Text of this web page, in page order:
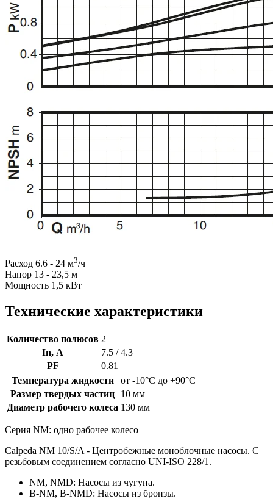
Расход 6.6 - 24 м3/ч
Напор 13 - 23,5 м
Мощность 1,5 кВт
Технические характеристики
Количество полюсов 2
In, А
7.5 / 4.3
PF
0.81
Температура жидкости
от -10°C до +90°C
Размер твердых частиц
10 мм
Диаметр рабочего колеса 130 мм
Серия NM: одно рабочее колесо
Calpeda NM 10/S/A - Центробежные моноблочные насосы. С
резьбовым соединением согласно UNI-ISO 228/1.
NM, NMD: Насосы из чугуна.
B-NM, B-NMD: Насосы из бронзы.